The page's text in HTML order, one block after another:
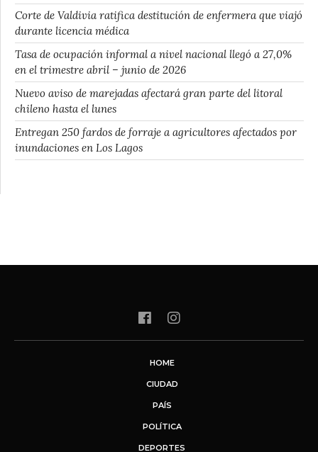
Corte de Valdivia ratifica destitución de enfermera que viajó
durante licencia médica
Tasa de ocupación informal a nivel nacional llegó a 27,0%
en el trimestre abril – junio de 2026
Nuevo aviso de marejadas afectará gran parte del litoral
chileno hasta el lunes
Entregan 250 fardos de forraje a agricultores afectados por
inundaciones en Los Lagos
HOME
CIUDAD
PAÍS
POLÍTICA
DEPORTES